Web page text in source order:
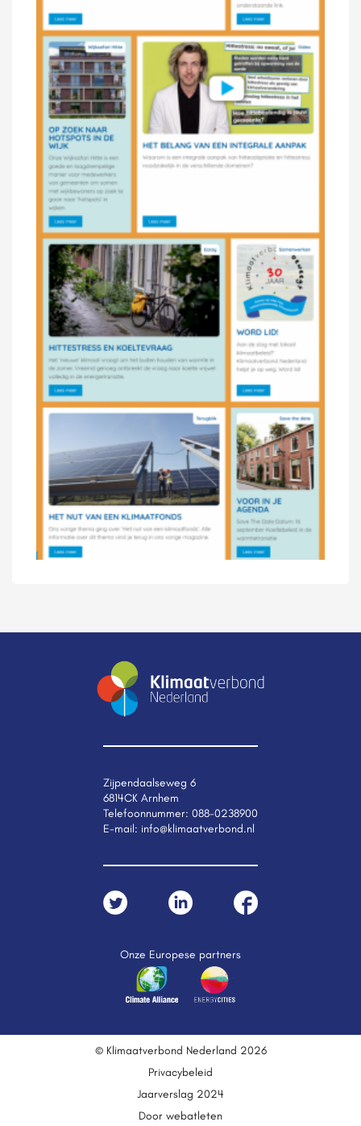
Zijpendaalseweg 6
6814CK Arnhem
Telefoonnummer: 088-0238900
E-mail: info@klimaatverbond.nl
Onze Europese partners
© Klimaatverbond Nederland 2026
Privacybeleid
Jaarverslag 2024
Door webatleten